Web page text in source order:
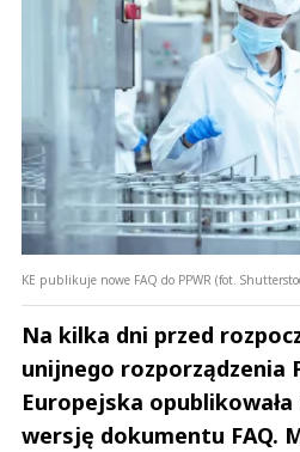
KE publikuje nowe FAQ do PPWR (fot.
Na kilka dni przed
unijnego rozporządzenia
Europejska
wersję dokumentu FAQ.